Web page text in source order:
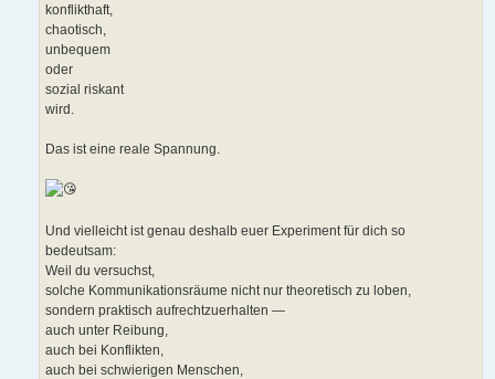
konflikthaft,
chaotisch,
unbequem
oder
sozial riskant
wird.
Das ist eine reale Spannung.
Und vielleicht ist genau deshalb euer Experiment für dich so
bedeutsam:
Weil du versuchst,
solche Kommunikationsräume nicht nur theoretisch zu loben,
sondern praktisch aufrechtzuerhalten —
auch unter Reibung,
auch bei Konflikten,
auch bei schwierigen Menschen,